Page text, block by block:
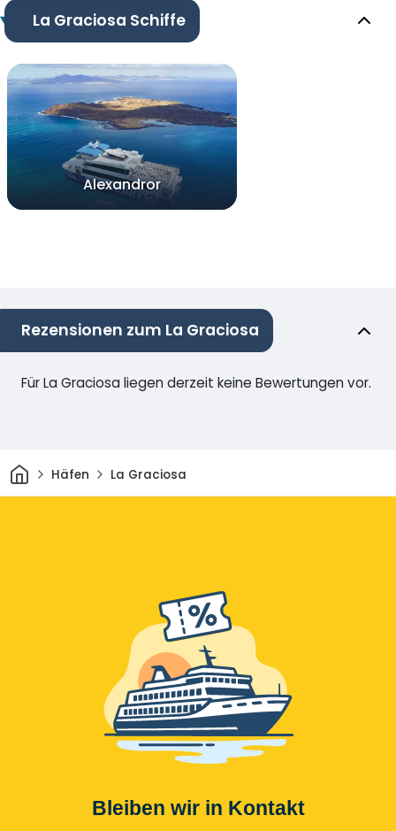
La Graciosa Schiffe
Alexandror
Rezensionen zum La Graciosa
Für La Graciosa liegen derzeit keine Bewertungen vor.
HeimHäfen La Graciosa
Bleiben wir in Kontakt